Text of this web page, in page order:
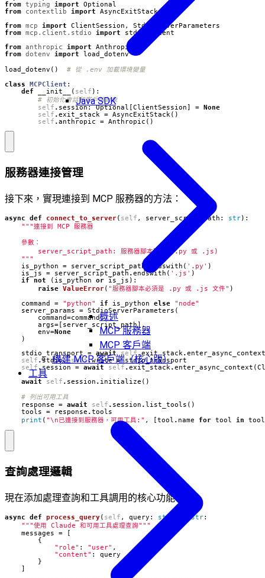
Java SDK
概述
MCP 服務器
MCP 客戶端
構建 MCP 客戶端（核心版）
工具
from typing import
Optional
from
contextlib import
AsyncExitStack
from mcp import ClientSession ,
StdioServerParameters
from mcp.client.stdio import
stdio_client
from anthropic import
Anthropic
from dotenv import load_dotenv
load_dotenv () # 從 .env 加載環境變量
class MCPClient :
def
__init__ ( self ):
# 初始化會話和客戶端對象
self . session: Optional [ClientSession] = None
self .exit_stack = AsyncExitStack ()
self .anthropic = Anthropic ()
服務器連接管理
接下來，實現連接到 MCP 服務器的方法：
async def connect_to_server( self , server_script_path : str):
    """
is_python
= server_script_path endswith ( '.py' )
is_js
= server_script_path .endswith ( '.js' )
if
not ( is_python or is_js ):
raise ValueError( "服務器腳本必須是 .py 或 .js 文件" )
command = "python" if is_python else
"node"
server_params
= StdioServerParameters (
command=command,
args= [ server_script_path],
env=None
)
stdio_transport
= await self.exit_stack .enter_async_context
self .stdio, self .write =
stdio_transport
self . session = await self .exit_stack .enter_async_context (
await
self . session . initialize ()
# 列出可用工具
response
= await self . session .list_tools ()
tools
= response .tools
print ( "\n已連接到服務器，可用工具:" , [tool . name for tool in
查詢處理邏輯
現在添加處理查詢和工具調用的核心功能：
async def process_query( self , query : str str:
"""使用 Claude 和可用工具處理查詢"""
messages
=
[
{
"role" : "user" ,
"content" :
query
}
]